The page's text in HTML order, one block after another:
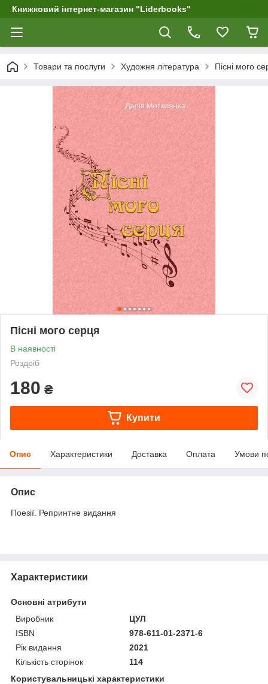
Книжковий інтернет-магазин "Liderbooks"
Товари та послуги Художня література Пісні мого
Пісні мого серця
В наявності
Роздріб
180 ₴
Купити
Опис Характеристики Доставка Оплата Умови
Опис
Поезії. Репринтне видання
Характеристики
Основні атрибути
Виробник
ЦУЛ
ISBN
978-611-01-2371-6
Рік видання
2021
Кількість сторінок
114
Користувальницькі характеристики